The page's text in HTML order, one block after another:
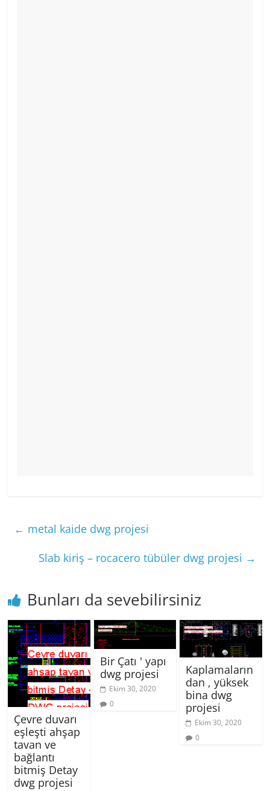
← metal kaide dwg projesi
Slab kiriş – rocacero tübüler dwg projesi →
Bunları da sevebilirsiniz
Çevre duvarı
eşleşti ahşap
tavan ve
bağlantı
bitmiş Detay
dwg projesi
Bir Çatı ' yapı
dwg projesi
Ekim 30, 2020
0
Kaplamaların
dan , yüksek
bina dwg
projesi
Ekim 30, 2020
0